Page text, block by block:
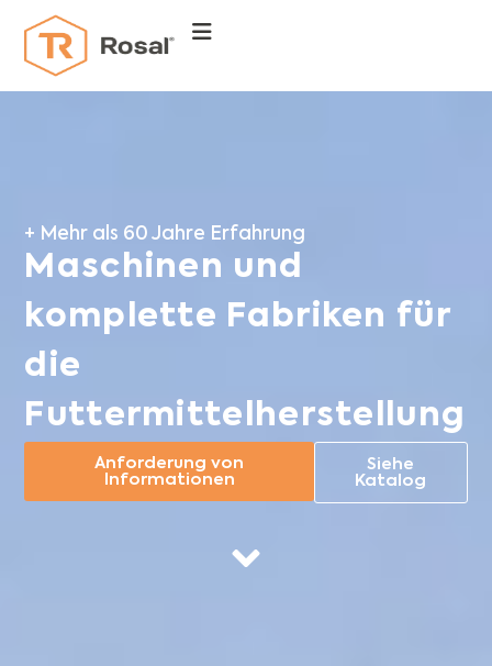
+ Mehr als 60 Jahre Erfahrung
Maschinen und
komplette Fabriken für
die
Futtermittelherstellung
Anforderung von
Informationen
Siehe
Katalog